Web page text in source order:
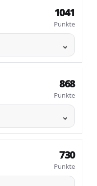
1041
Punkte
868
Punkte
730
Punkte